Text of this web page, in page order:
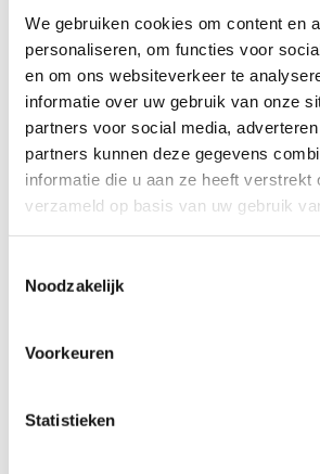
We gebruiken cookies om content en
personaliseren, om functies voor
en om ons websiteverkeer te
informatie over uw gebruik van onze
partners voor social media,
partners kunnen deze gegevens
informatie die u aan ze heeft verstrekt
verzameld op basis van uw gebruik
Noodzakelijk
Voorkeuren
Statistieken
Telefoon:
Onderwerp:*
Bericht:*